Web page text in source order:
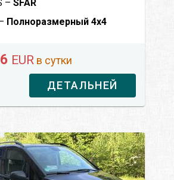
– SFAR
Полноразмерный 4x4
EUR в сутки
ДЕТАЛЬНЕЙ